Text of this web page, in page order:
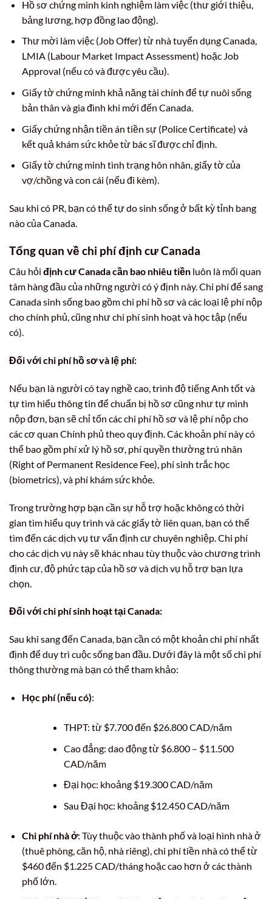
Hồ sơ chứng minh kinh nghiệm làm việc (thư giới thiệu,
bảng lương, hợp đồng lao động).
Thư mời làm việc (Job Offer) từ nhà tuyển dụng Canada,
LMIA (Labour Market Impact Assessment) hoặc Job
Approval (nếu có và được yêu cầu).
Giấy tờ chứng minh khả năng tài chính để tự nuôi sống
bản thân và gia đình khi mới đến Canada.
Giấy chứng nhận tiền án tiền sự (Police Certificate) và
kết quả khám sức khỏe từ bác sĩ được chỉ định.
Giấy tờ chứng minh tình trạng hôn nhân, giấy tờ của
vợ/chồng và con cái (nếu đi kèm).
Sau khi có PR, bạn có thể tự do sinh sống ở bất kỳ tỉnh bang
nào của Canada.
Tổng quan về chi phíđịnh cư Canada
Câu hỏi định cư Canada cần bao nhiêu tiền luôn là mối quan
tâm hàng đầu của những người có ý định này. Chi phí để sang
Canada sinh sống bao gồm chi phí hồ sơ và các loại lệ phí nộp
cho chính phủ, cũng như chi phí sinh hoạt và học tập (nếu
có).
Đối với chi phí hồ sơ và lệ phí:
Nếu bạn là người có tay nghề cao, trình độ tiếng Anh tốt và
tự tìm hiểu thông tin để chuẩn bị hồ sơ cũng như tự mình
nộp đơn, bạn sẽ chỉ tốn các chi phí hồ sơ và lệ phí nộp cho
các cơ quan Chính phủ theo quy định. Các khoản phí này có
thể bao gồm phí xử lý hồ sơ, phí quyền thường trú nhân
(Right of Permanent Residence Fee), phí sinh trắc học
(biometrics), và phí khám sức khỏe.
Trong trường hợp bạn cần sự hỗ trợ hoặc không có thời
gian tìm hiểu quy trình và các giấy tờ liên quan, bạn có thể
tìm đến các dịch vụ tư vấn định cư chuyên nghiệp. Chi phí
cho các dịch vụ này sẽ khác nhau tùy thuộc vào chương trình
định cư, độ phức tạp của hồ sơ và dịch vụ hỗ trợ bạn lựa
chọn.
Đối với chi phí sinh hoạt tại Canada:
Sau khi sang đến Canada, bạn cần có một khoản chi phí nhất
định để duy trì cuộc sống ban đầu. Dưới đây là một số chi phí
thông thường mà bạn có thể tham khảo:
Học phí (nếu có):
THPT: từ $7.700 đến $26.800 CAD/năm
Cao đẳng: dao động từ $6.800 – $11.500
CAD/năm
Đại học: khoảng $19.300 CAD/năm
Sau Đại học: khoảng $12.450 CAD/năm
Chi phí nhà ở: Tùy thuộc vào thành phố và loại hình nhà ở
(thuê phòng, căn hộ, nhà riêng), chi phí tiền nhà có thể từ
$460 đến $1.225 CAD/tháng hoặc cao hơn ở các thành
phố lớn.